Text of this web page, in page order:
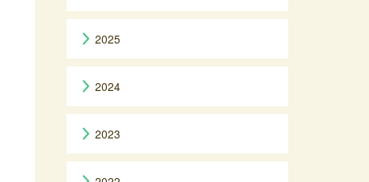
2025
2024
2023